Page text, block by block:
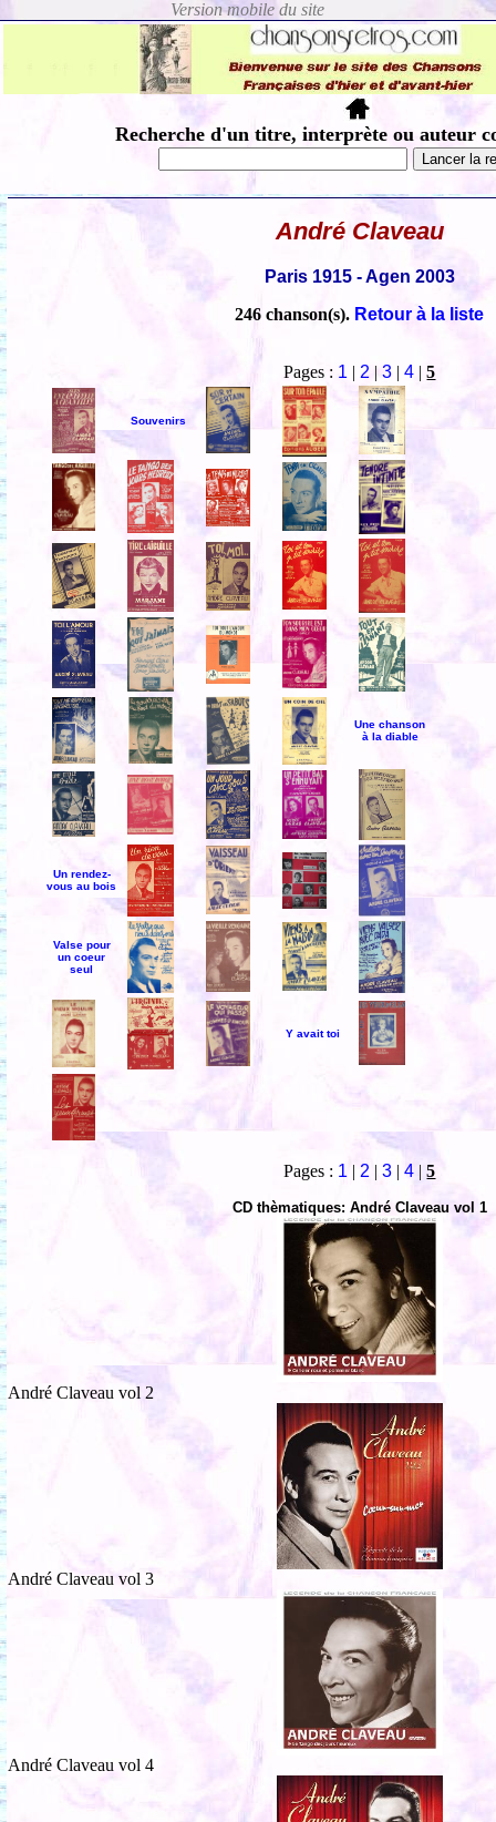
Recherche d'un titre, interprète ou auteur
André Claveau
Paris 1915 - Agen 2003
246 chanson(s). Retour à la liste
Pages : 1 | 2 |3 |4 |5
Souvenirs
Une chanson
à la diable
Un rendez-
vous au bois
Valse pour
un coeur
seul
Y avait toi
Pages : 1 | 2 |3 |4 |5
CD thèmatiques: André Claveau vol 1
André Claveau vol 2
André Claveau vol 3
André Claveau vol 4